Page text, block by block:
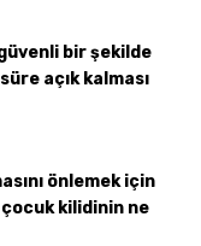
güvenli bir şekilde
açık kalması
önlemek için
çocuk kilidinin ne